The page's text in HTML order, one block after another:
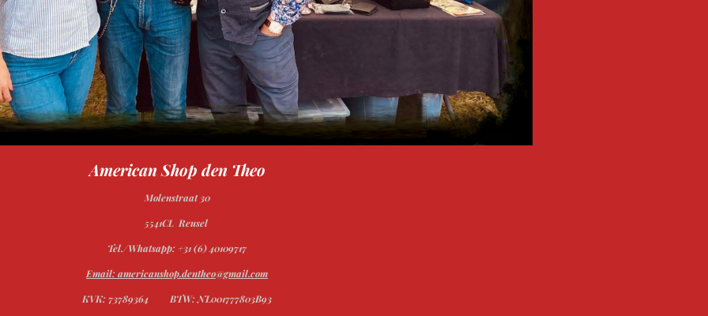
American Shop den Theo
Molenstraat 30
5541CL Reusel
Tel./Whatsapp: +31 (6) 40109717
Email: americanshop.dentheo@gmail.com
KVK: 73789364 BTW: NL001777803B93